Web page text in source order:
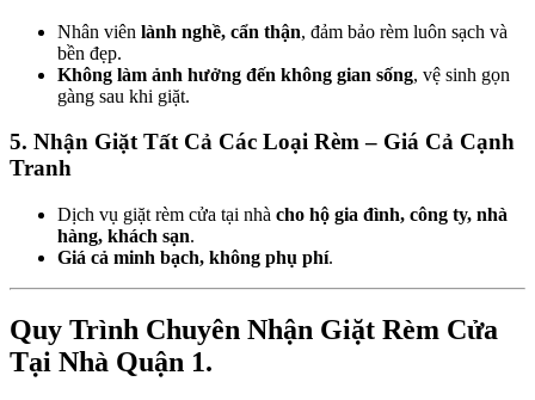
Nhân viên lành nghề, cẩn thận, đảm bảo rèm luôn sạch và
bền đẹp.
Không làm ảnh hưởng đến không gian sống, vệ sinh gọn
gàng sau khi giặt.
5. Nhận Giặt Tất Cả Các Loại Rèm – Giá Cả Cạnh
Tranh
Dịch vụ giặt rèm cửa tại nhà cho hộ gia đình, công ty, nhà
hàng, khách sạn.
Giá cả minh bạch, không phụ phí.
Quy Trình Chuyên Nhận Giặt Rèm Cửa
Tại Nhà Quận 1.